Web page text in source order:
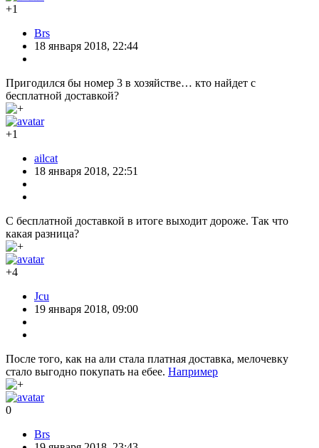
+1
Brs
18 января 2018, 22:44
Пригодился бы номер 3 в хозяйстве… кто найдет с
бесплатной доставкой?
+1
ailcat
18 января 2018, 22:51
С бесплатной доставкой в итоге выходит дороже. Так что
какая разница?
+4
Jcu
19 января 2018, 09:00
После того, как на али стала платная доставка, мелочевку
стало выгодно покупать на ебее. Например
0
Brs